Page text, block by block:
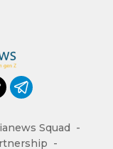
Squad